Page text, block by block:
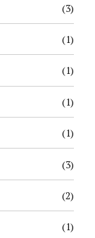
(3)
(1)
(1)
(1)
(1)
(3)
(2)
(1)